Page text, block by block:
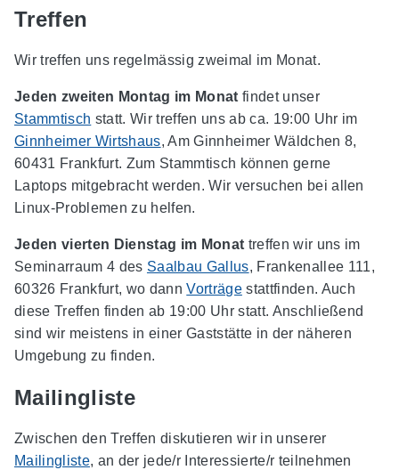
Treffen
Wir treffen uns regelmässig zweimal im Monat.
Jeden zweiten Montag im Monat findet unser
Stammtisch statt. Wir treffen uns ab ca. 19:00 Uhr im
Ginnheimer Wirtshaus, Am Ginnheimer Wäldchen 8,
60431 Frankfurt. Zum Stammtisch können gerne
Laptops mitgebracht werden. Wir versuchen bei allen
Linux-Problemen zu helfen.
Jeden vierten Dienstag im Monat treffen wir uns im
Seminarraum 4 des Saalbau Gallus, Frankenallee 111,
60326 Frankfurt, wo dannVorträgestattfinden. Auch
diese Treffen finden ab 19:00 Uhr statt. Anschließend
sind wir meistens in einer Gaststätte in der näheren
Umgebung zu finden.
Mailingliste
Zwischen den Treffen diskutieren wir in unserer
Mailingliste, an der jede/r Interessierte/r teilnehmen